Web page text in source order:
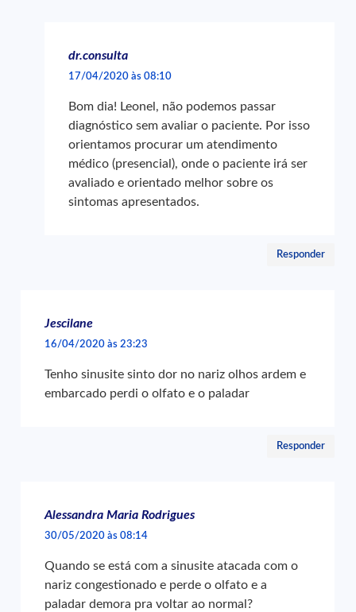
dr.consulta
17/04/2020 às 08:10
Bom dia! Leonel, não podemos passar
diagnóstico sem avaliar o paciente. Por isso
orientamos procurar um atendimento
médico (presencial), onde o paciente irá ser
avaliado e orientado melhor sobre os
sintomas apresentados.
Responder
Jescilane
16/04/2020 às 23:23
Tenho sinusite sinto dor no nariz olhos ardem e
embarcado perdi o olfato e o paladar
Responder
Alessandra Maria Rodrigues
30/05/2020 às 08:14
Quando se está com a sinusite atacada com o
nariz congestionado e perde o olfato e a
paladar demora pra voltar ao normal?